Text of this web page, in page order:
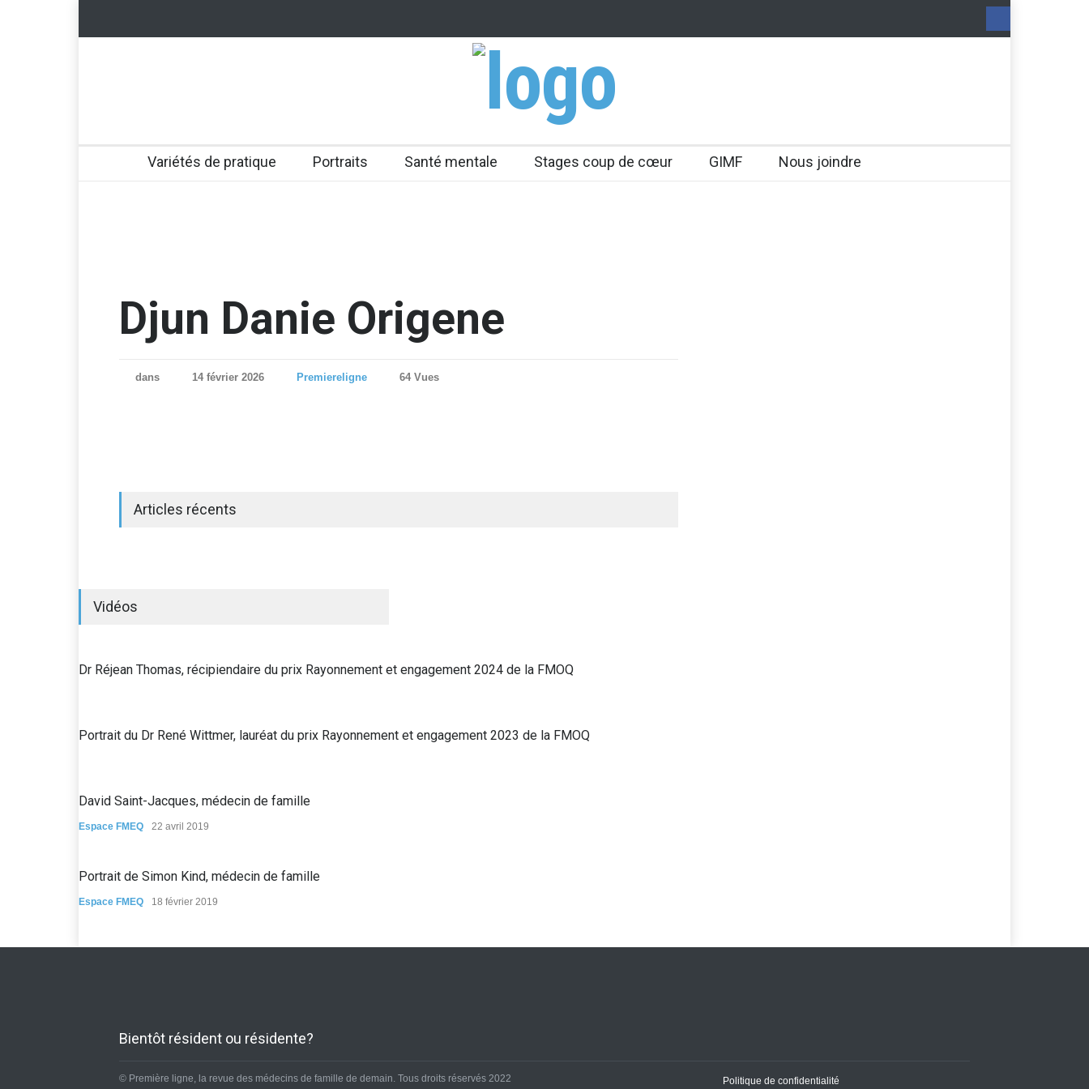
Variétés de pratique Portraits Santé mentale Stages coup de cœur GIMF Nous joindre
Djun Danie Origene
dans 14 février 2026 Premiereligne 64 Vues
Articles récents
Vidéos
Dr Réjean Thomas, récipiendaire du prix Rayonnement et engagement 2024 de la FMOQ
Portrait du Dr René Wittmer, lauréat du prix Rayonnement et engagement 2023 de la FMOQ
David Saint-Jacques, médecin de famille
Espace FMEQ 22 avril 2019
Portrait de Simon Kind, médecin de famille
Espace FMEQ 18 février 2019
Bientôt résident ou résidente?
© Première ligne, la revue des médecins de famille de demain. Tous droits réservés 2022 Politique de confidentialité